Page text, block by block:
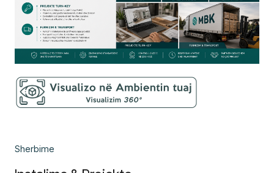
Sherbime